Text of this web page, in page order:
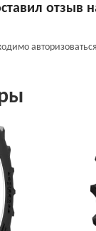
отзыв
авторизоваться